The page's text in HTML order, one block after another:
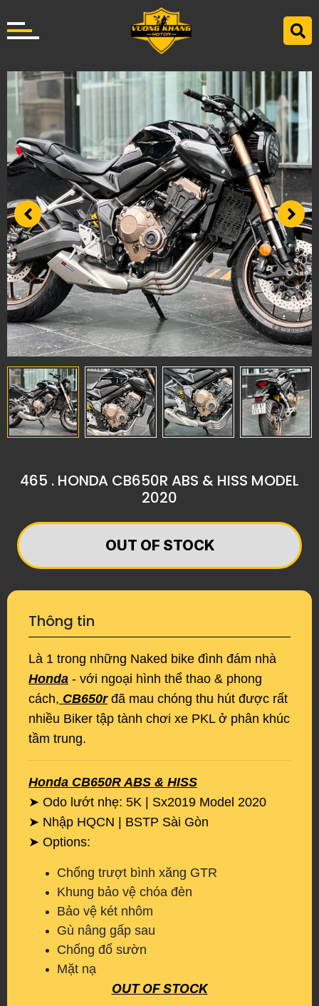
465 . HONDA CB650R ABS & HISS MODEL
2020
​​​​​​​OUT OF STOCK
Thông tin
Là 1 trong những Naked bike đình đám nhà
Honda - với ngoại hình thể thao & phong
cách, CB650rđã mau chóng thu hút được rất
nhiều Biker tập tành chơi xe PKL ở phân khúc
tầm trung.
Honda CB650R ABS & HISS
➤ Odo lướt nhẹ: 5K | Sx2019 Model 2020
➤ Nhập HQCN | BSTP Sài Gòn
➤ Options:
Chống trượt bình xăng GTR
Khung bảo vệ chóa đèn
Bảo vệ két nhôm
Gù nâng gấp sau
Chống đổ sườn
Mặt nạ
​​​​​​​OUT OF STOCK